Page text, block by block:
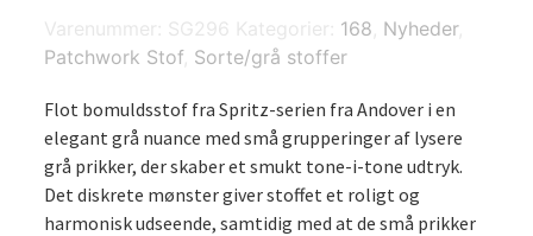
med
grupperinger
af
grå
små
prikker
antal
Varenummer: SG296 Kategorier: 168 Nyheder,
Patchwork Stof, Sorte/grå stoffer
Flot bomuldsstof fra Spritz-serien fra Andover i en
elegant grå nuance med små grupperinger af lysere
grå prikker, der skaber et smukt tone-i-tone udtryk.
Det diskrete mønster giver stoffet et roligt og
harmonisk udseende, samtidig med at de små prikker